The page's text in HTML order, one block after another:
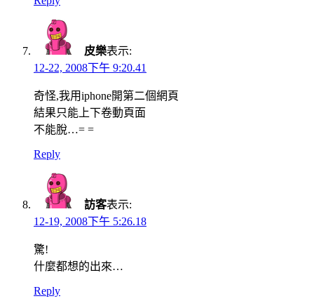
皮樂表示:
12-22, 2008下午 9:20.41
奇怪,我用iphone開第二個網頁
結果只能上下卷動頁面
不能脫…= =
Reply
訪客表示:
12-19, 2008下午 5:26.18
驚!
什麼都想的出來…
Reply